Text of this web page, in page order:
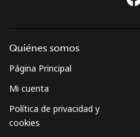
Quiénes somos
Página Principal
Mi cuenta
Política de privacidad y
cookies